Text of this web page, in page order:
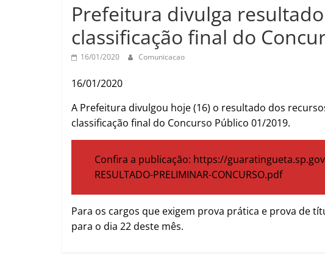
Prefeitura divulga
classificação final do
16/01/2020 Comunicacao
16/01/2020
A Prefeitura divulgou hoje (16) o resultado dos
classificação final do Concurso Público 01/2019.
Confira a publicação: https://
RESULTADO-PRELIMINAR-CONCURSO.pdf
Para os cargos que exigem prova prática e prova de
para o dia 22 deste mês.